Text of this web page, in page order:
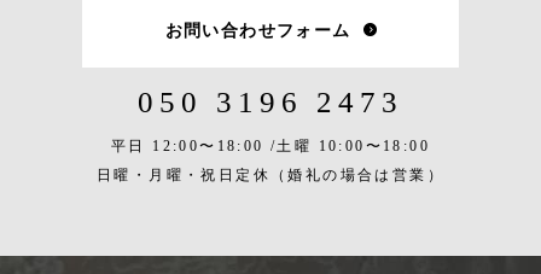
お問い合わせフォーム
050 3196 2473
平日 12:00〜18:00 /土曜 10:00〜18:00
日曜・月曜・祝日定休
（婚礼の場合は営業）